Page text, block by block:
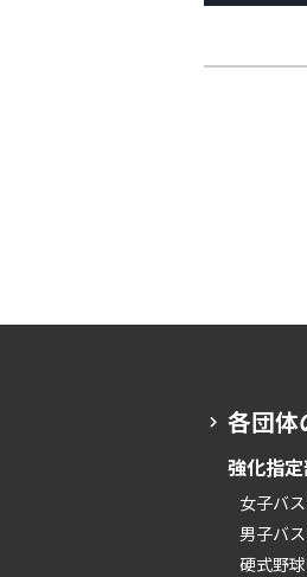
各団体
強化指
女子バ
男子バ
硬式野